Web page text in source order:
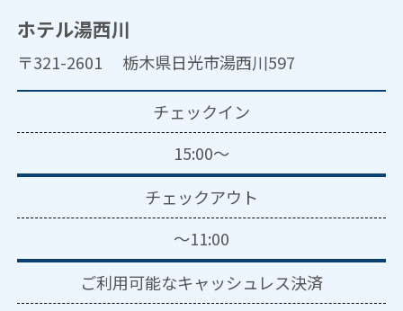
ホテル湯西川
〒321-2601 栃木県日光市湯西川597
チェックイン
15:00～
チェックアウト
～11:00
ご利用可能なキャッシュレス決済